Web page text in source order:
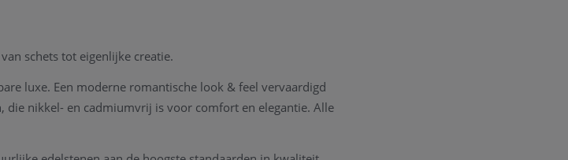
schets tot eigenlijke creatie.
luxe. Een moderne romantische look & feel vervaardigd
die nikkel- en cadmiumvrij is voor comfort en elegantie. Alle